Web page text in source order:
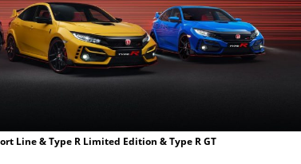
Line & Type R Limited Edition & Type R GT